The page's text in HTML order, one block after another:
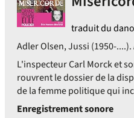
traduit du
Adler Olsen, Jussi (1950-
L'inspecteur Carl Morck et
rouvrent le dossier de la
de la femme politique qui
Enregistrement sonore